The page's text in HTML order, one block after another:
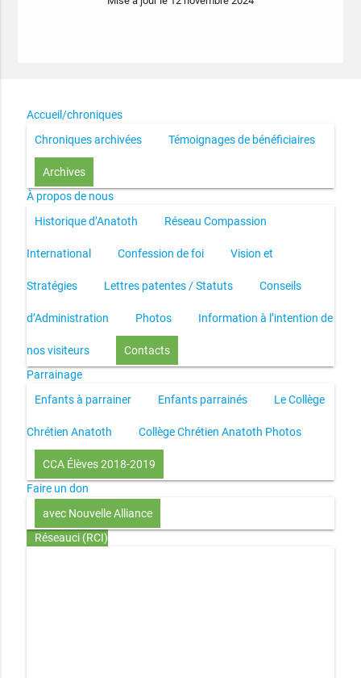
Accueil/chroniques
Chroniques archivées
Témoignages de bénéficiaires
Archives
À propos de nous
Historique d’Anatoth
Réseau Compassion
International Confession de foi Vision et
Stratégies Lettres patentes / Statuts Conseils
d’Administration Photos Information à l’intention de
nos visiteurs
Contacts
Parrainage
Enfants à parrainer
Enfants parrainés Le Collège
Chrétien Anatoth Collège Chrétien Anatoth Photos
CCA Élèves 2018-2019
Faire un don
avec Nouvelle Alliance
Réseauci (RCI)